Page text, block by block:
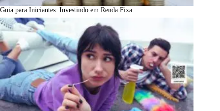
Guia para Iniciantes: Investindo em Renda Fixa.